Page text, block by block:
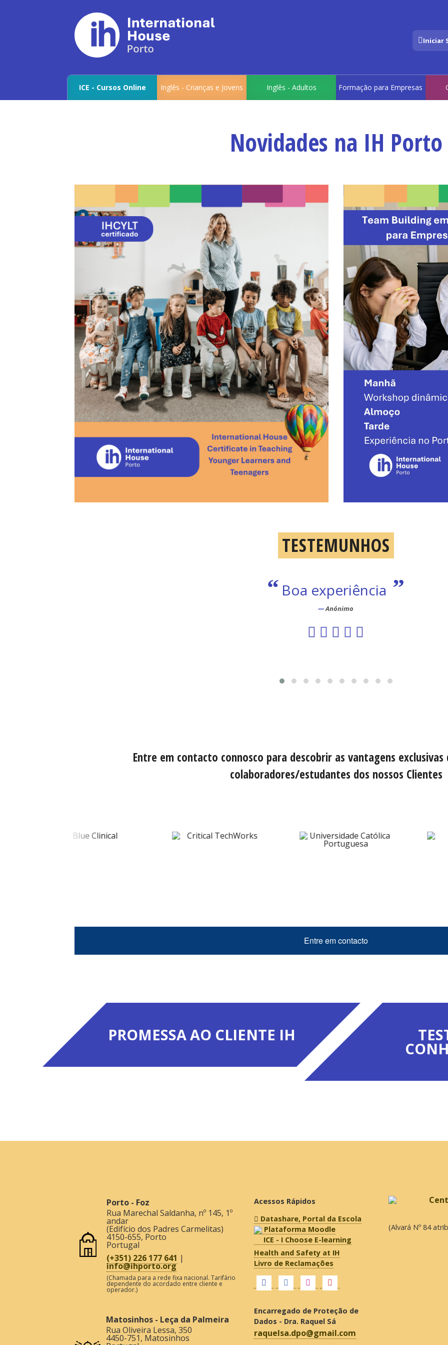
Iniciar
ICE - Cursos Online Inglês - Crianças e Jovens Inglês - Adultos Formação para Empresas
Novidades na IH Porto
TESTEMUNHOS
A formadora é fantástica e espetacular a
as aulas. Ótima professora. Adoro a
explica e motiva.
Entre em contacto connosco para descobrir as vantagens exclusivas
Porto - Foz
Rua Marechal Saldanha, nº 145, 1º
andar
(Edifício dos Padres Carmelitas)
4150-655,Porto
Portugal
(+351) 226 177 641|
info@ihporto.org
Matosinhos - Leça da Palmeira
Acessos Rápidos
Datashare, Portal da Escola
Plataforma Moodle
ICE - I Choose E-learning
Health and Safety at IH
Livro de Reclamações
Encarregado de Proteção de
(Alvará Nº 84